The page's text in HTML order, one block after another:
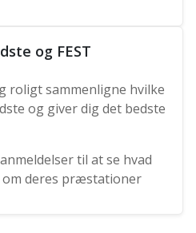
og FEST
roligt sammenligne hvilke
og giver dig det bedste
til at se hvad
deres præstationer